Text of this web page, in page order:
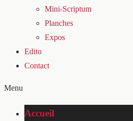
Mini-Scriptum
Planches
Expos
Edito
Contact
Menu
Accueil